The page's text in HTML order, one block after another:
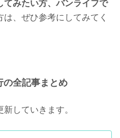
てみたい方、バンライフで
は、ぜひ参考にしてみてく
全記事まとめ
していきます。